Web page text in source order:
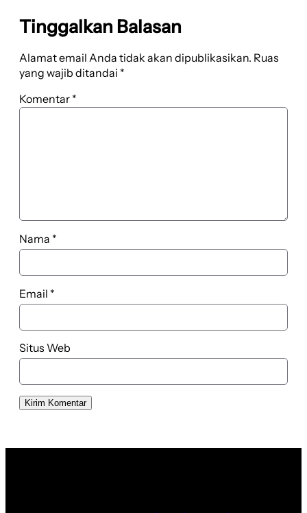
Tinggalkan Balasan
Alamat email Anda tidak akan dipublikasikan. Ruas
yang wajib ditandai *
Komentar *
Nama *
Email *
Situs Web